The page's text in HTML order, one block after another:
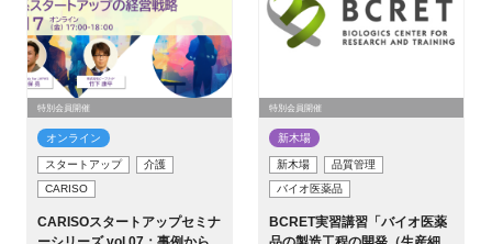
特別会員開催
オンライン
スタートアップ
介護
CARISO
CARISOスタートアップセミナ
特別会員開催
新木場
新木場
品質管理
バイオ医薬品
BCRET実習講習「バイオ医薬